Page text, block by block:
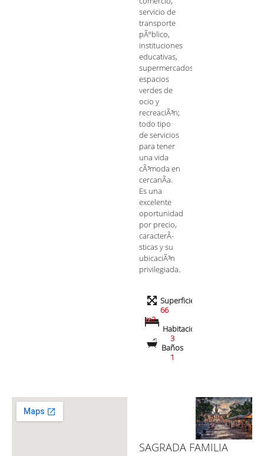
servicio de
transporte
pÃºblico,
instituciones
educativas,
supermercados,
espacios
verdes de
ocio y
recreaciÃ³n;
todo tipo
de servicios
para tener
una vida
cÃ³moda en
cercanÃ­a.
Es una
excelente
oportunidad
por precio,
caracterÃ­
sticas y su
ubicaciÃ³n
privilegiada.
Superficie
66
m2
Habitaciones
3
Baños
1
SAGRADA FAMILIA